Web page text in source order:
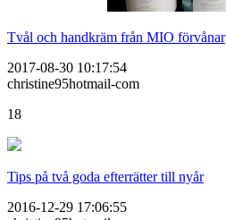
Tvål och handkräm från MIO förvånar
2017-08-30 10:17:54
christine95hotmail-com
18
Tips på två goda efterrätter till nyår
2016-12-29 17:06:55